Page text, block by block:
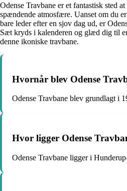
Odense Travbane er et fantastisk sted
spændende atmosfære. Uanset om du
bare leder efter en sjov dag ud, er
Sæt kryds i kalenderen og glæd dig til
denne ikoniske travbane.
Hvornår blev Odense
Odense Travbane blev grundlagt i
Hvor ligger Odense
Odense Travbane ligger i